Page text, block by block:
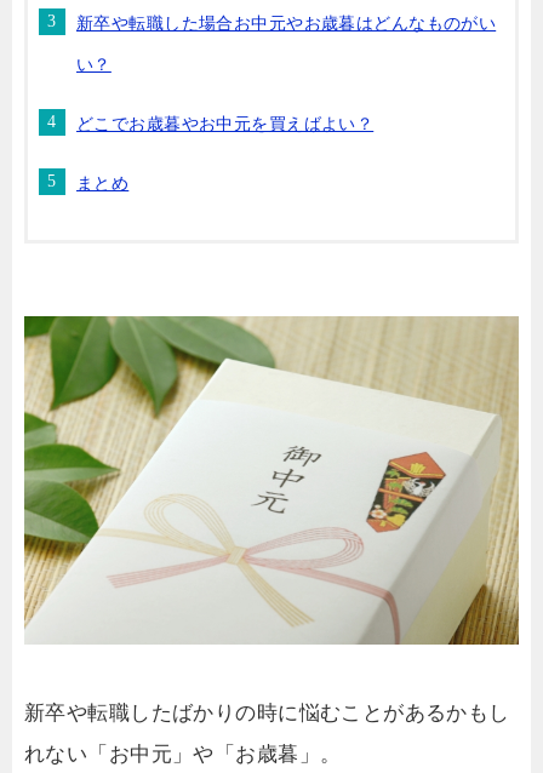
新卒や転職した場合お中元やお歳暮はどんなものがい
い？
どこでお歳暮やお中元を買えばよい？
まとめ
新卒や転職したばかりの時に悩むことがあるかもし
れない「お中元」や「お歳暮」。